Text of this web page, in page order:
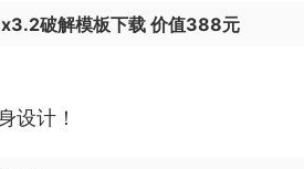
破解模板下载 价值388元
设计！